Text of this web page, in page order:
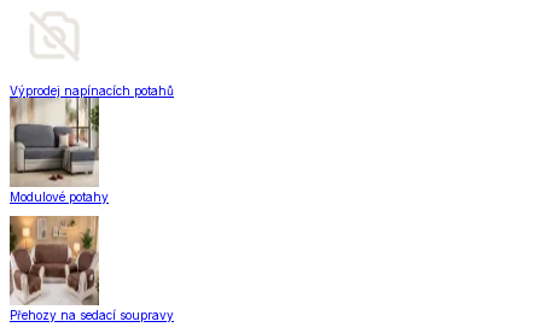
Výprodej napínacích potahů
Modulové potahy
Přehozy na sedací soupravy